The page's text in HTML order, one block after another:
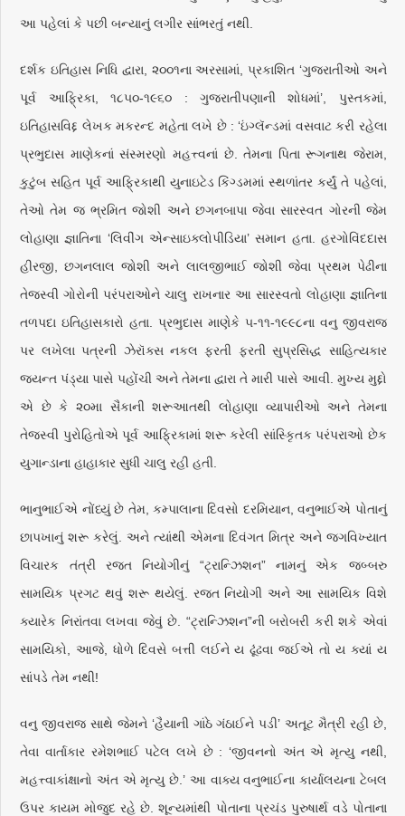
આ પહેલાં કે પછી બન્યાનું લગીર સાંભરતું નથી.
દર્શક ઇતિહાસ નિધિ દ્વારા, ૨૦૦૧ના અરસામાં, પ્રકાશિત ‘ગુજરાતીઓ અને
પૂર્વ આફ્રિકા, ૧૮૫૦-૧૯૬૦ : ગુજરાતીપણાની શોધમાં’, પુસ્તકમાં,
ઇતિહાસવિદ્દ લેખક મકરન્દ મહેતા લખે છે : ‘ઇંગ્લૅન્ડમાં વસવાટ કરી રહેલા
પ્રભુદાસ માણેકનાં સંસ્મરણો મહત્ત્વનાં છે. તેમના પિતા રૂગનાથ જેરામ,
કુટુંબ સહિત પૂર્વ આફ્રિકાથી યુનાઇટેડ કિંગ્ડમમાં સ્થળાંતર કર્યું તે પહેલાં,
તેઓ તેમ જ ભ્રમિત જોશી અને છગનબાપા જેવા સારસ્વત ગોરની જેમ
લોહાણા જ્ઞાતિના ‘લિવીંગ એન્સાઇક્લોપીડિયા’ સમાન હતા. હરગોવિંદદાસ
હીરજી, છગનલાલ જોશી અને લાલજીભાઈ જોશી જેવા પ્રથમ પેઢીના
તેજસ્વી ગોરોની પરંપરાઓને ચાલુ રાખનાર આ સારસ્વતો લોહાણા જ્ઞાતિના
તળપદા ઇતિહાસકારો હતા. પ્રભુદાસ માણેકે ૫-૧૧-૧૯૯૮ના વનુ જીવરાજ
પર લખેલા પત્રની ઝેરૉક્સ નકલ ફરતી ફરતી સુપ્રસિદ્ધ સાહિત્યકાર
જયન્ત પંડ્યા પાસે પહોંચી અને તેમના દ્વારા તે મારી પાસે આવી. મુખ્ય મુદ્દો
એ છે કે ૨૦મા સૈકાની શરૂઆતથી લોહાણા વ્યાપારીઓ અને તેમના
તેજસ્વી પુરોહિતોએ પૂર્વ આફ્રિકામાં શરૂ કરેલી સાંસ્કૃિતક પરંપરાઓ છેક
યુગાન્ડાના હાહાકાર સુધી ચાલુ રહી હતી.
ભાનુભાઈએ નોંધ્યું છે તેમ, કમ્પાલાના દિવસો દરમિયાન, વનુભાઈએ પોતાનું
છાપખાનું શરૂ કરેલું. અને ત્યાંથી એમના દિવંગત મિત્ર અને જગવિખ્યાત
વિચારક તંત્રી રજત નિયોગીનું “ટ્રાન્ઝિશન” નામનું એક જબ્બરુ
સામયિક પ્રગટ થવું શરૂ થયેલું. રજત નિયોગી અને આ સામયિક વિશે
ક્યારેક નિરાંતવા લખવા જેવું છે. “ટ્રાન્ઝિશન”ની બરોબરી કરી શકે એવાં
સામયિકો, આજે, ધોળે દિવસે બત્તી લઈને ય ઢૂંઢવા જઈએ તો ય ક્યાં ય
સાંપડે તેમ નથી!
વનુ જીવરાજ સાથે જેમને ‘હૈયાની ગાંઠે ગંઠાઈને પડી’ અતૂટ મૈત્રી રહી છે,
તેવા વાર્તાકાર રમેશભાઈ પટેલ લખે છે : ‘જીવનનો અંત એ મૃત્યુ નથી,
મહત્ત્વાકાંક્ષાનો અંત એ મૃત્યુ છે.’ આ વાક્ય વનુભાઈના કાર્યાલયના ટેબલ
ઉપર કાયમ મોજુદ રહે છે. શૂન્યમાંથી પોતાના પ્રચંડ પુરુષાર્થ વડે પોતાના